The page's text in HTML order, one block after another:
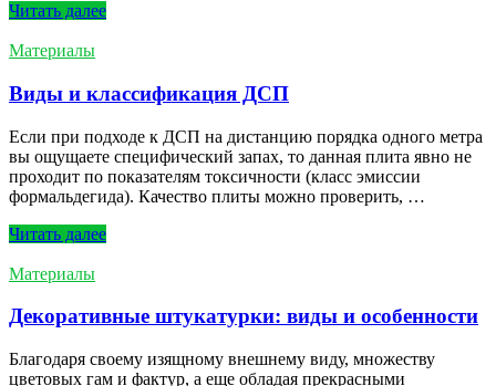
Читать далеe
Материалы
Виды и классификация ДСП
Если при подходе к ДСП на дистанцию порядка одного метра
вы ощущаете специфический запах, то данная плита явно не
проходит по показателям токсичности (класс эмиссии
формальдегида). Качество плиты можно проверить, …
Читать далеe
Материалы
Декоративные штукатурки: виды и особенности
Благодаря своему изящному внешнему виду, множеству
цветовых гам и фактур, а еще обладая прекрасными